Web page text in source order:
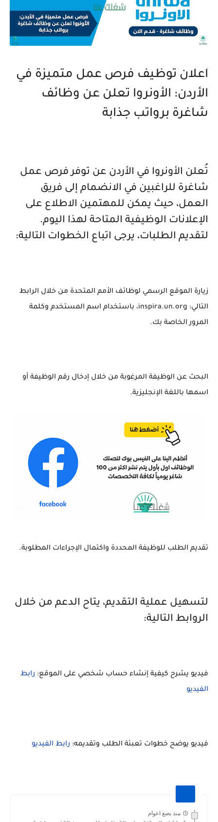
اعلان توظيف فرص عمل متميزة في
الأردن: الأونروا تعلن عن وظائف
شاغرة برواتب جذابة
تُعلن الأونروا في الأردن عن توفر فرص عمل
شاغرة للراغبين في الانضمام إلى فريق
العمل، حيث يمكن للمهتمين الاطلاع على
الإعلانات الوظيفية المتاحة لهذا اليوم.
لتقديم الطلبات، يرجى اتباع الخطوات التالية:
زيارة الموقع الرسمي لوظائف الأمم المتحدة من خلال الرابط
التالي: inspira.un.org، باستخدام اسم المستخدم وكلمة
المرور الخاصة بك.
البحث عن الوظيفة المرغوبة من خلال إدخال رقم الوظيفة أو
اسمها باللغة الإنجليزية.
تقديم الطلب للوظيفة المحددة واكتمال الإجراءات المطلوبة.
لتسهيل عملية التقديم، يتاح الدعم من خلال
الروابط التالية:
فيديو يشرح كيفية إنشاء حساب شخصي على الموقع: رابط
الفيديو
فيديو يوضح خطوات تعبئة الطلب وتقديمه: رابط الفيديو
منذ بضع اعوام